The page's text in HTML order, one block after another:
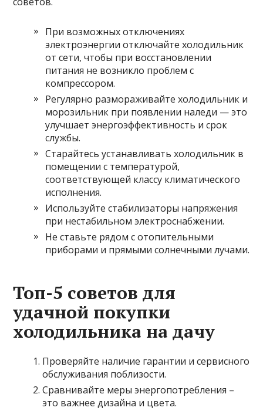
При возможных отключениях
электроэнергии отключайте холодильник
от сети, чтобы при восстановлении
питания не возникло проблем с
компрессором.
Регулярно размораживайте холодильник и
морозильник при появлении наледи — это
улучшает энергоэффективность и срок
службы.
Старайтесь устанавливать холодильник в
помещении с температурой,
соответствующей классу климатического
исполнения.
Используйте стабилизаторы напряжения
при нестабильном электроснабжении.
Не ставьте рядом с отопительными
приборами и прямыми солнечными лучами.
Топ-5 советов для
удачной покупки
холодильника на дачу
Проверяйте наличие гарантии и сервисного
обслуживания поблизости.
Сравнивайте меры энергопотребления –
это важнее дизайна и цвета.